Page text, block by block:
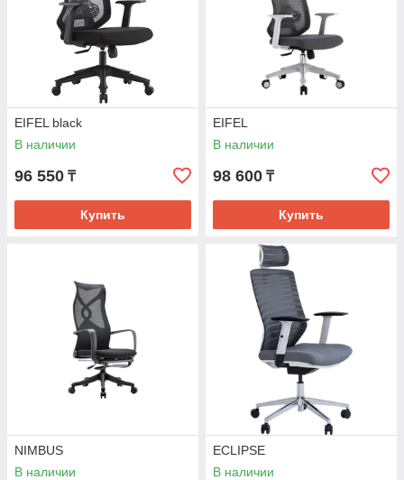
EIFEL black
В наличии
96 550 ₸
Купить
EIFEL
В наличии
98 600 ₸
Купить
NIMBUS
В наличии
ECLIPSE
В наличии